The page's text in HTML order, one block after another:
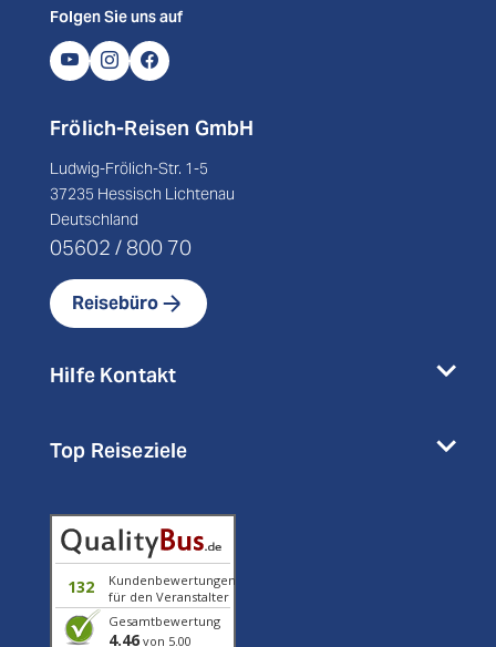
Folgen Sie uns auf
Frölich-Reisen GmbH
Ludwig-Frölich-Str. 1-5
37235 Hessisch Lichtenau
Deutschland
05602 / 800 70
Reisebüro
Hilfe Kontakt
Top Reiseziele
132
Kundenbewertungen
für den Veranstalter
Gesamtbewertung
4.46 von 5.00